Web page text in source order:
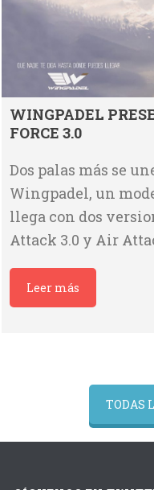
WINGPADEL
FORCE 3.0
Dos palas más se
Wingpadel, un
llega con dos
Attack 3.0 y Air
Leer más
TODAS